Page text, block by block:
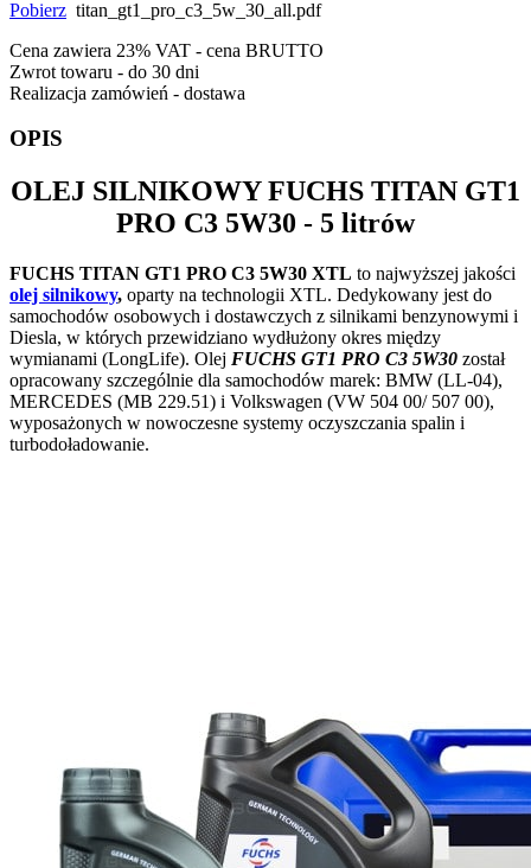
Pobierz titan_gt1_pro_c3_5w_30_all.pdf
Cena zawiera 23% VAT - cena BRUTTO
Zwrot towaru - do 30 dni
Realizacja zamówień - dostawa
OPIS
OLEJ SILNIKOWYFUCHS TITAN GT1
PRO C3 5W30 - 5 litrów
FUCHS TITAN GT1 PRO C3 5W30 XTL to najwyższej jakości
olej silnikowy, oparty na technologii XTL. Dedykowany jest do
samochodów osobowych i dostawczych z silnikami benzynowymi i
Diesla, w których przewidziano wydłużony okres między
wymianami (LongLife). Olej FUCHS GT1 PRO C3 5W30 został
opracowany szczególnie dla samochodów marek: BMW (LL-04),
MERCEDES (MB 229.51) i Volkswagen (VW 504 00/ 507 00),
wyposażonych w nowoczesne systemy oczyszczania spalin i
turbodoładowanie.